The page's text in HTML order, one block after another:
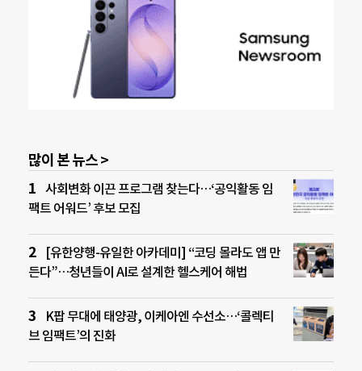
많이 본 뉴스 >
사회변화 이끈 프로그램 찾는다…‘공익활동 임
팩트 어워드’ 후보 모집
[유한양행-유일한 아카데미] “코딩 몰라도 앱 만
든다”…청년들이 AI로 설계한 헬스케어 해법
K팝 무대에 태양광, 이케아엔 수선소…‘콜렉티
브 임팩트’의 진화